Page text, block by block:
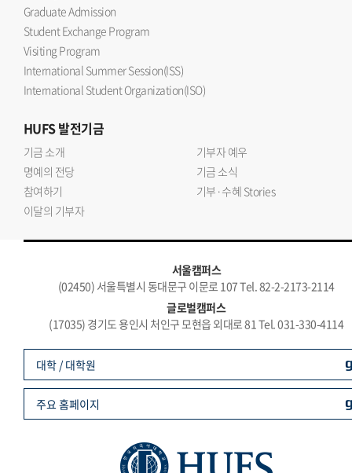
Graduate Admission
Student Exchange Program
Visiting Program
International Summer Session(ISS)
International Student Organization(ISO)
HUFS발전기금
기금 소개
기부자 예우
명예의 전당
기금 소식
참여하기
기부·수혜 Stories
이달의 기부자
서울캠퍼스
(02450) 서울특별시 동대문구 이문로 107 Tel. 82-2-2173-2114
글로벌캠퍼스
(17035) 경기도 용인시 처인구 모현읍 외대로 81 Tel. 031-330-4114
대학 / 대학원
주요 홈페이지